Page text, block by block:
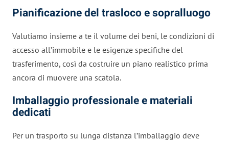
Pianificazione del trasloco e sopralluogo
Valutiamo insieme a te il volume dei beni, le condizioni di
accesso all’immobile e le esigenze specifiche del
trasferimento, così da costruire un piano realistico prima
ancora di muovere una scatola.
Imballaggio professionale e materiali
dedicati
Per un trasporto su lunga distanza l’imballaggio deve